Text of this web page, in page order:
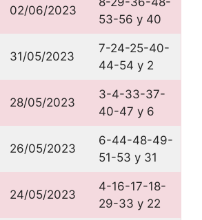
02/06/2023
53-56 y 40
31/05/2023
7-24-25-40-
44-54 y 2
28/05/2023
3-4-33-37-
40-47 y 6
26/05/2023
6-44-48-49-
51-53 y 31
24/05/2023
4-16-17-18-
29-33 y 22